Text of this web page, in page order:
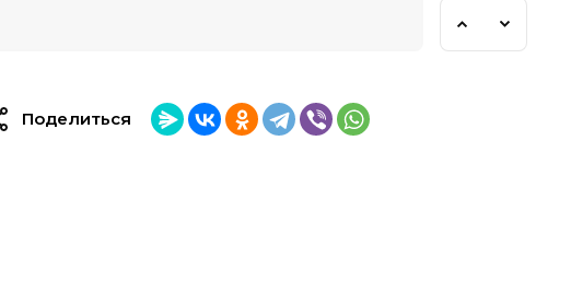
Поделиться